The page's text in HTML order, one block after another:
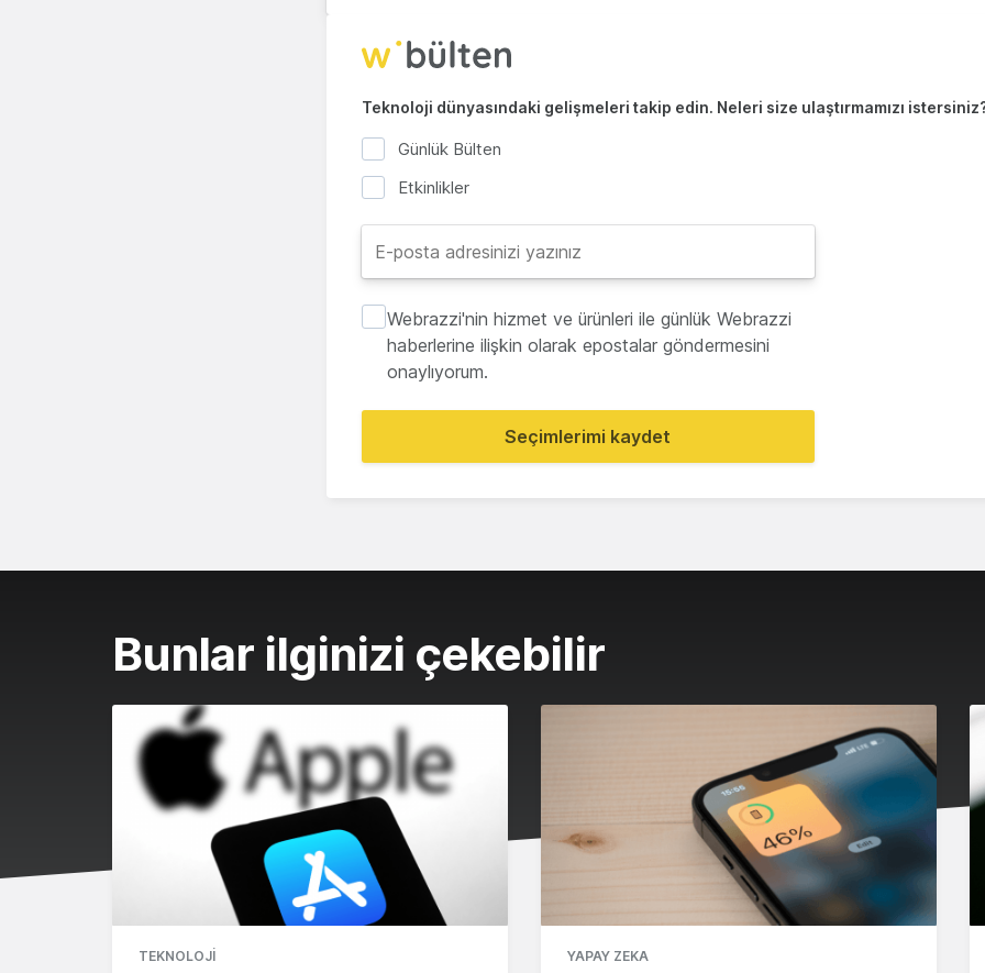
Teknoloji dünyasındaki gelişmeleri takip edin. Neleri size ulaştırmamızı
Günlük Bülten
Etkinlikler
Webrazzi'nin hizmet ve ürünleri ile günlük Webrazzi
haberlerine ilişkin olarak epostalar göndermesini
onaylıyorum.
Seçimlerimi kaydet
Bunlar ilginizi çekebilir
TEKNOLOJI YAPAY ZEKA